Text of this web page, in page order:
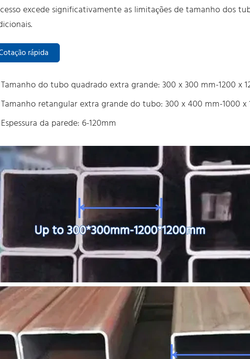
excede significativamente as limitações de tamanho dos
rápida
Tamanho do tubo quadrado extra grande: 300 x 300 mm-1200 x
Tamanho retangular extra grande do tubo: 300 x 400 mm-1000 x
Espessura da parede: 6-120mm